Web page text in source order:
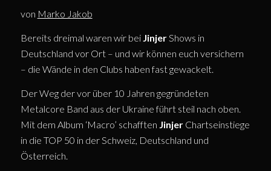
von Marko Jakob
Bereits dreimal waren wir bei JinjerShows in
Deutschland vor Ort – und wir können euch versichern
– die Wände in den Clubs haben fast gewackelt.
Der Weg der vor über 10 Jahren gegründeten
Metalcore Band aus der Ukraine führt steil nach oben.
Mit dem Album ‘Macro’ schafften JinjerChartseinstiege
in die TOP 50 in der Schweiz, Deutschland und
Österreich.